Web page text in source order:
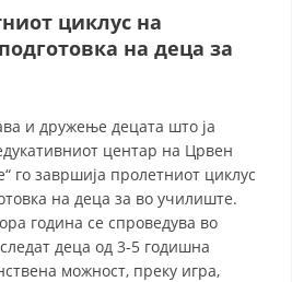
ИНФОРМАЦИИ
ПРОФЕСИОНАЛНИ ТЕЛА
ЗА ЦКРМ
НА ЦКРМ
циклус на
на деца за
и дружење децата што ја
центар на Црвен
го завршија пролетниот циклус
на деца за во училиште.
година се спроведува во
деца од 3-5 годишна
можност, преку игра,